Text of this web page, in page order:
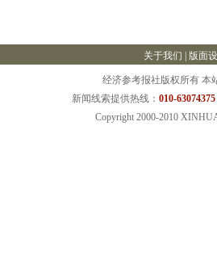
关于我们 版面
经济参考报社版权所有 本
新闻线索提供热线： 010-
Copyright 2000-2010